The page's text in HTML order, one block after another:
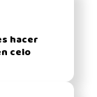
hacer
celo